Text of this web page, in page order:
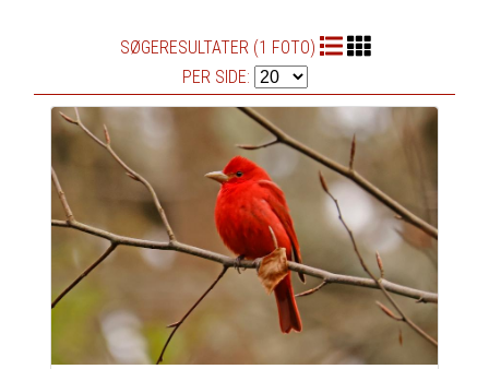
SØGERESULTATER (1 FOTO)
PER SIDE: